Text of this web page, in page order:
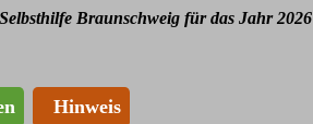
Braunschweig für das Jahr 2026
Hinweis